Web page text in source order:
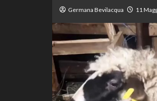
Germana Bevilacqua 11